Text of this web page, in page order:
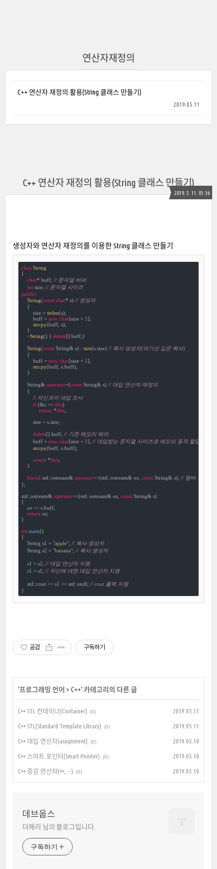
연산자재정의
C++ 연산자 재정의 활용(String 클래스 만들기)
2019.05.11
C++ 연산자 재정의 활용(String 클래스 만들기)
2019. 5. 11. 01:36
생성자와 연산자 재정의를 이용한 String 클래스 만들기
class String
{
char* buff; // 문자열 버퍼
int size; // 문자열 사이즈
public:
String(const char* s) // 생성자
    {
        size =
strlen(s);
        buff =
new char[size + 1];
strcpy(buff, s);
    }
    ~
String() { delete[] buff;}
String(const String& s) : size(s.size) // 복사 생성자(여기선 깊은 복사)
    {
        buff =
new char[size + 1];
strcpy(buff, s.buff);
    }
    String&
operator=(const String& s) // 대입 연산자 재정의
    {
// 자신과의 대입 조사
if (&s == this)
return *this;
        size = s.size;
delete[] buff; // 기존 메모리 해지
        buff =
new char[size + 1]; // 대입받는 문자열 사이즈로 메모리 동적 할당
strcpy(buff, s.buff);
return *this;
    }
friend std::ostream& operator<<(std::ostream& os, const String& s); // 멤버 외부 접
};
std::ostream& operator<<(std::ostream& os, const String& s)
{
    os << s.buff;
return os;
}
int main()
{
    String s1 =
"apple"; // 복사 생성자
    String s2 =
"banana"; // 복사 생성자
    s1 = s2;
// 대입 연산자 지원
    s1 = s1;
// 자신에 대한 대입 연산자 지원
    std::cout << s1 << std::endl;
// cout 출력 지원
}
공감 구독하기
'프로그래밍 언어 >C++' 카테고리의 다른 글
C++ STL 컨테이너(Container) (0) 2019.05.11
C++ STL(Standard Template Library) (0) 2019.05.11
C++ 대입 연산자(assignment) (0) 2019.05.10
C++ 스마트 포인터(Smart Pointer) (0) 2019.05.10
C++ 증감 연산자(++, --) (0) 2019.05.10
데브웁스
더해리 님의 블로그입니다.
구독하기